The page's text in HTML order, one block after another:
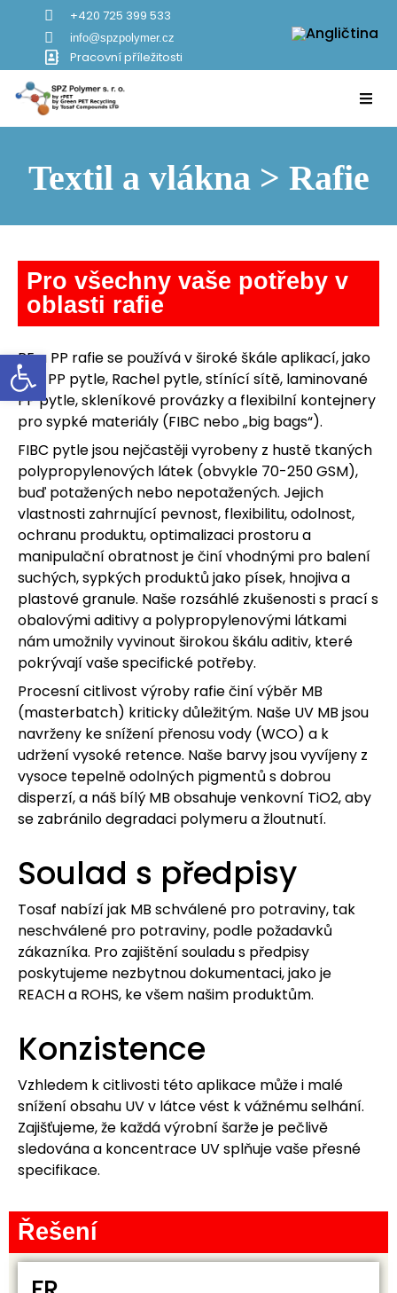
Open toolbar
+420 725 399 533
info@spzpolymer.cz
Pracovní příležitosti
Textil a vlákna > Rafie
Pro všechny vaše potřeby v
oblasti rafie
PE a PP rafie se používá v široké škále aplikací, jako
jsou PP pytle, Rachel pytle, stínící sítě, laminované
PP pytle, skleníkové provázky a flexibilní kontejnery
pro sypké materiály (FIBC nebo „big bags“).
FIBC pytle jsou nejčastěji vyrobeny z hustě tkaných
polypropylenových látek (obvykle 70-250 GSM),
buď potažených nebo nepotažených. Jejich
vlastnosti zahrnující pevnost, flexibilitu, odolnost,
ochranu produktu, optimalizaci prostoru a
manipulační obratnost je činí vhodnými pro balení
suchých, sypkých produktů jako písek, hnojiva a
plastové granule. Naše rozsáhlé zkušenosti s prací s
obalovými aditivy a polypropylenovými látkami
nám umožnily vyvinout širokou škálu aditiv, které
pokrývají vaše specifické potřeby.
Procesní citlivost výroby rafie činí výběr MB
(masterbatch) kriticky důležitým. Naše UV MB jsou
navrženy ke snížení přenosu vody (WCO) a k
udržení vysoké retence. Naše barvy jsou vyvíjeny z
vysoce tepelně odolných pigmentů s dobrou
disperzí, a náš bílý MB obsahuje venkovní TiO2, aby
se zabránilo degradaci polymeru a žloutnutí.
Soulad s předpisy
Tosaf nabízí jak MB schválené pro potraviny, tak
neschválené pro potraviny, podle požadavků
zákazníka. Pro zajištění souladu s předpisy
poskytujeme nezbytnou dokumentaci, jako je
REACH a ROHS, ke všem našim produktům.
Konzistence
Vzhledem k citlivosti této aplikace může i malé
snížení obsahu UV v látce vést k vážnému selhání.
Zajišťujeme, že každá výrobní šarže je pečlivě
sledována a koncentrace UV splňuje vaše přesné
specifikace.
Řešení